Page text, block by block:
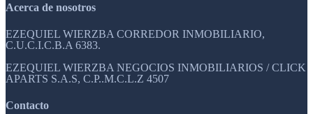
Acerca de nosotros
EZEQUIEL WIERZBA CORREDOR INMOBILIARIO,
C.U.C.I.C.B.A 6383.
EZEQUIEL WIERZBA NEGOCIOS INMOBILIARIOS / CLICK
APARTS S.A.S, C.P..M.C.L.Z 4507
Contacto